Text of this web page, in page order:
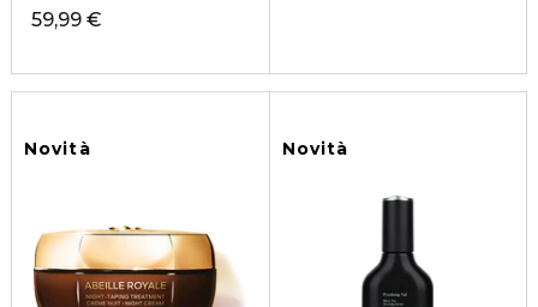
59,99 €
Novità Novità